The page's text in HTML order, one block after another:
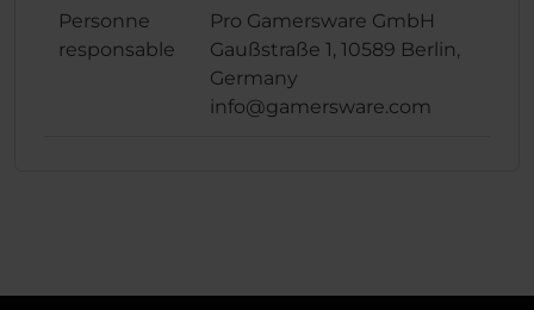
Personne
responsable
Pro Gamersware GmbH
Gaußstraße 1, 10589 Berlin,
Germany
info@gamersware.com